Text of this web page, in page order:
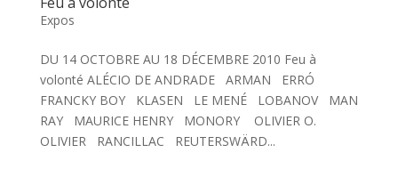
Expos
DU 14 OCTOBRE AU 18 DÉCEMBRE 2010 Feu à
volonté ALÉCIO DE ANDRADE ARMAN ERRÓ
FRANCKY BOY KLASEN LE MENÉ LOBANOV MAN
RAY MAURICE HENRY MONORY OLIVIER O.
OLIVIER RANCILLAC REUTERSWÄRD...